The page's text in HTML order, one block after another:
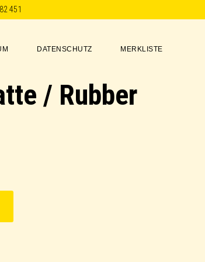
451
DATENSCHUTZ MERKLISTE
/ Rubber